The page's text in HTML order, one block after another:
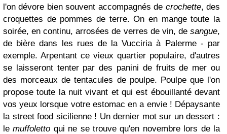
l'on dévore bien souvent accompagnés de crochette, des
croquettes de pommes de terre. On en mange toute la
soirée, en continu, arrosées de verres de vin, de sangue,
de bière dans les rues de la Vucciria à Palerme - par
exemple. Arpentant ce vieux quartier populaire, d'autres
se laisseront tenter par des panini de fruits de mer ou
des morceaux de tentacules de poulpe. Poulpe que l'on
propose toute la nuit vivant et qui est ébouillanté devant
vos yeux lorsque votre estomac en a envie ! Dépaysante
la street food sicilienne ! Un dernier mot sur un dessert :
le muffoletto qui ne se trouve qu'en novembre lors de la